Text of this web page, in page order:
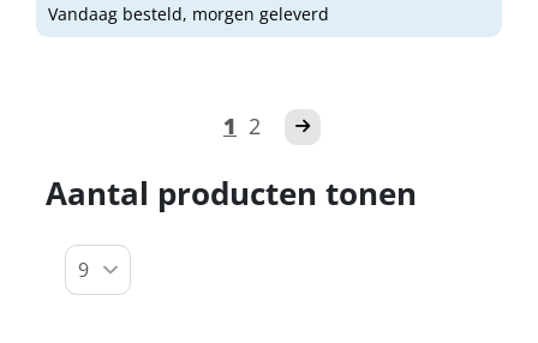
Vandaag besteld, morgen geleverd
1 2
Aantal producten tonen